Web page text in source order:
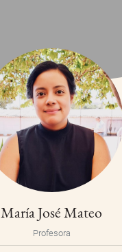
María José Mateo
Profesora